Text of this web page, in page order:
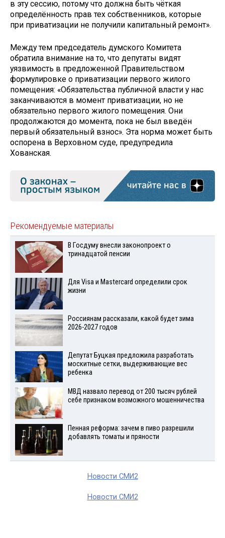
в эту сессию, потому что должна быть чёткая
определённость прав тех собственников, которые
при приватизации не получили капитальный ремонт».
Между тем председатель думского Комитета
обратила внимание на то, что депутаты видят
уязвимость в предложенной Правительством
формулировке о приватизации первого жилого
помещения: «Обязательства публичной власти у нас
заканчиваются в момент приватизации, но не
обязательно первого жилого помещения. Они
продолжаются до момента, пока не был введён
первый обязательный взнос». Эта норма может быть
оспорена в Верховном суде, предупредила
Хованская.
Рекомендуемые материалы
В Госдуму внесли законопроект о
тринадцатой пенсии
Для Visа и Mastercard определили срок
жизни
Россиянам рассказали, какой будет зима
2026-2027 годов
Депутат Буцкая предложила разработать
москитные сетки, выдерживающие вес
ребенка
МВД назвало перевод от 200 тысяч рублей
себе признаком возможного мошенничества
Пенная реформа: зачем в пиво разрешили
добавлять томаты и пряности
Новости СМИ2
Новости СМИ2